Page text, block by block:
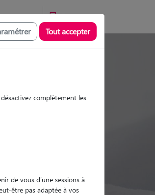
pet sitter Connexion
Visites
Visites
Tout accepter
complètement les
de vous d'une sessions à
être pas adaptée à vos